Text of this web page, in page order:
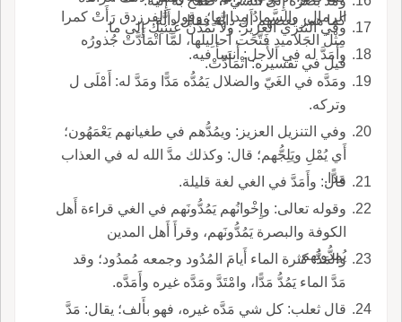
الرمال، والسَّمادُ مِدا لها؛ وقول الفرزدق رَأَتْ كمرا
مِثْلَ الجَلاميدِ فَتَّحَت أَحالِيلَها، لمَّا اتْمَأَدَّتْ جُذورُه
قيل في تفسيره: اتْمَأَدَّتْ.
كما همز بعضهم أَل دابَّة فقال دأَبَّة.
وفي التنزي العزيز: ولا تَمُدَّنَّ عينيك إِلى ما.
وأَمَدَّ له في الأَجل: أَنسأَ فيه.
ومَدَّه في الغَيّ والضلال يَمُدُّه مَدًّا ومَدَّ له: أَمْلَى ل
وتركه.
وفي التنزيل العزيز: ويمُدُّهم في طغيانهم يَعْمَهُون؛
أَي يُمْلِ ويَلِجُّهم؛ قال: وكذلك مدَّ الله له في العذاب
مَدًّا.
قال: وأَمَدَّ في الغي لغة قليلة.
وقوله تعالى: وإِخْوانُهم يَمُدُّونَهم في الغي قراءة أَهل
الكوفة والبصرة يَمُدُّونَهم، وقرأَ أَهل المدين
يُمِدُّونَهم.
والمَدُّ: كثرة الماء أَيامَ المُدُود وجمعه مُمدُود؛ وقد
مَدَّ الماء يَمُدُّ مَدًّا، وامْتَدَّ ومَدَّه غيره وأَمَدَّه.
قال ثعلب: كل شي مَدَّه غيره، فهو بأَلف؛ يقال: مَدَّ